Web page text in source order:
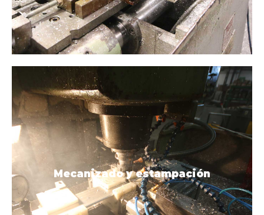
Mecanizado y estampación
Mecanizado y
estampación
Consúltalo